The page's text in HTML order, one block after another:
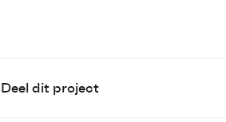
Deel dit project